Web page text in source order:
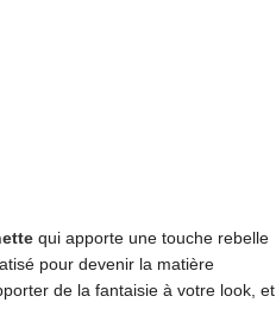
qui apporte une touche rebelle
pour devenir la matière
de la fantaisie à votre look, et